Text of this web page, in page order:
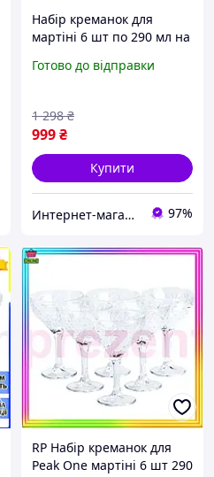
Набір креманок для
мартіні 6 шт по 290 мл на
Готово до відправки
Готово до відправки
999₴
1 298 ₴
Купити
Интернет-магазин "АТМ" 97%
RP Набір креманок для
Peak One мартіні 6 шт 290